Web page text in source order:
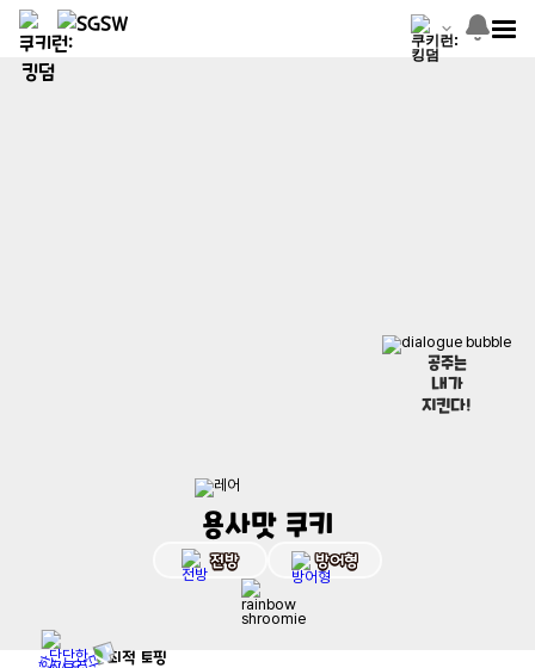
공주는
내가
지킨다!
용사맛 쿠키
전방 방어형
최적 토핑